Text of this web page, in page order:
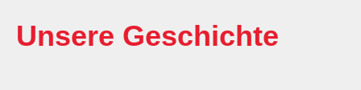
Unsere Geschichte